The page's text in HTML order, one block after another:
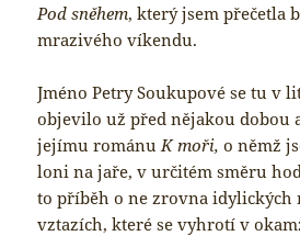
Pod sněhem, který jsem přečetla
mrazivého víkendu.
Jméno Petry Soukupové se tu v
objevilo už před nějakou dobou
jejímu románu K moři,o němž
loni na jaře, v určitém směru
to příběh o ne zrovna idylických
vztazích, které se vyhrotí v